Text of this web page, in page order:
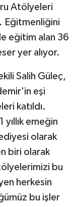
Atölyeleri
Eğitmenliğini
eğitim alan 36
yer alıyor.
Salih Güleç,
eşi
katıldı.
yıllık emeğin
olarak
biri olarak
bu
herkesin
bu işler